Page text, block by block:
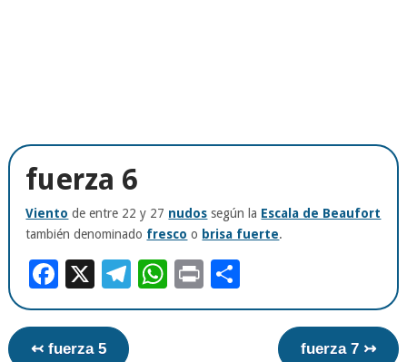
fuerza 6
Viento de entre 22 y 27 nudos según la Escala de Beaufort
también denominado fresco o brisa fuerte.
Facebook
X Telegram
WhatsApp
Print
↢ fuerza 5 fuerza 7 ↣